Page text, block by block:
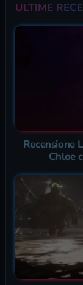
ULTIME
Recensione
Chloe